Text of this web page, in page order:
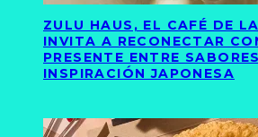
ZULU HAUS, EL CAFÉ DE
INVITA A RECONECTAR
PRESENTE ENTRE
INSPIRACIÓN JAPONESA